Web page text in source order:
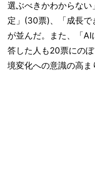
選ぶべきかわからな
定」(30票)、「成長
が並んだ。また、「AI
答した人も20票にの
境変化への意識の高ま